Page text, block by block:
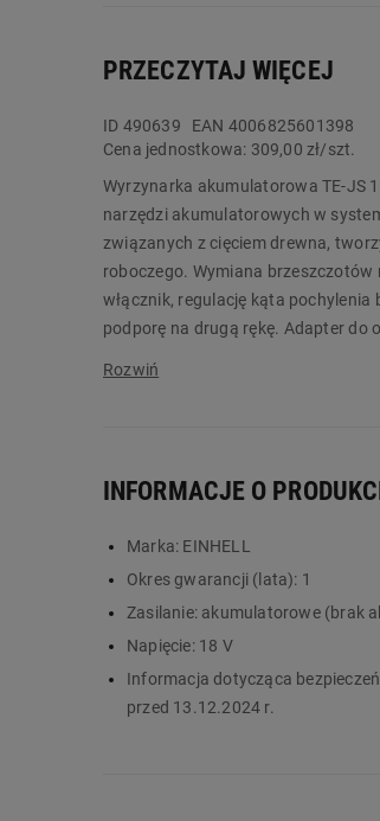
PRZECZYTAJ WIĘCEJ
ID 490639
EAN 4006825601398
Cena jednostkowa: 309,00 zł/szt.
Wyrzynarka akumulatorowa TE-JS
narzędzi akumulatorowych w
związanych z cięciem drewna,
roboczego. Wymiana brzeszczotów
włącznik, regulację kąta
podporę na drugą rękę. Adapter do
Wyrzynarka EINHELL to świetny
Główne cechy:
akumulatorowe
napięcie zasilania 18 V
regulacja prędkości
latarka LED
INFORMACJE O
Marka: EINHELL
Okres gwarancji (lata): 1
Zasilanie: akumulatorowe (brak
Napięcie: 18 V
Informacja dotycząca
przed 13.12.2024 r.